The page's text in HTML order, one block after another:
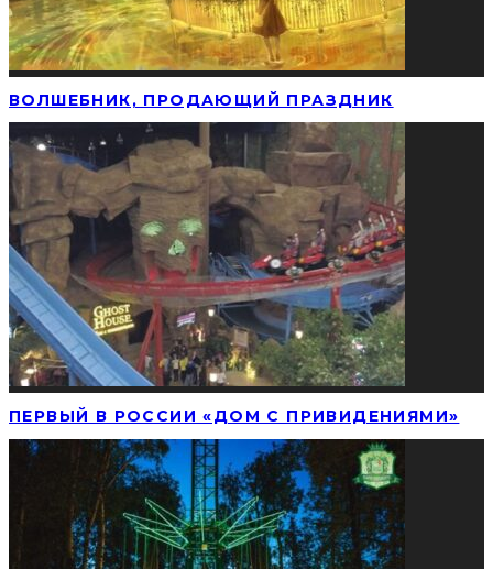
ВОЛШЕБНИК, ПРОДАЮЩИЙ ПРАЗДНИК
ПЕРВЫЙ В РОССИИ «ДОМ С ПРИВИДЕНИЯМИ»